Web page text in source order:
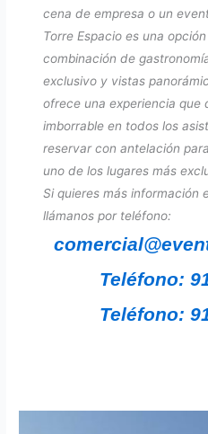
cena de empresa o un
Torre Espacio es una
combinación de
exclusivo y vistas
ofrece una experiencia que
imborrable en todos los
reservar con antelación
uno de los lugares más
Si quieres más información
llámanos por teléfono:
Teléfono:
Teléfono: